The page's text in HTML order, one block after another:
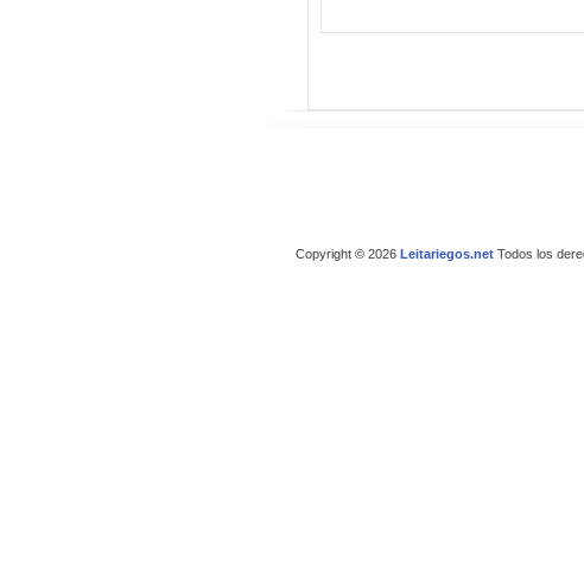
Copyright © 2026 Leitariegos.netTodos los